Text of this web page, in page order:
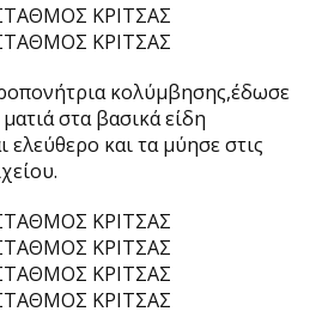
κολύμβησης,έδωσε
στα βασικά είδη
και τα μύησε στις